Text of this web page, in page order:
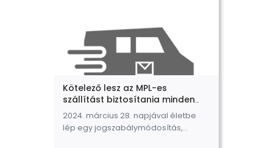
Kötelező lesz az MPL-es
szállítást biztosítania minden
webáruháznak!
2024. március 28. napjával életbe
lép egy jogszabálymódosítás,